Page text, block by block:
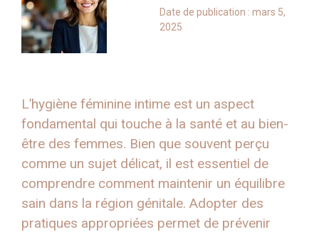
Date de publication : mars 5,
2025
L’hygiène féminine intime est un aspect
fondamental qui touche à la santé et au bien-
être des femmes. Bien que souvent perçu
comme un sujet délicat, il est essentiel de
comprendre comment maintenir un équilibre
sain dans la région génitale. Adopter des
pratiques appropriées permet de prévenir